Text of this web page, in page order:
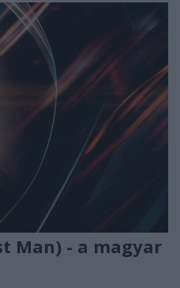
Man) - a magyar